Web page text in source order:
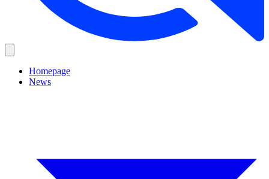
Homepage
News